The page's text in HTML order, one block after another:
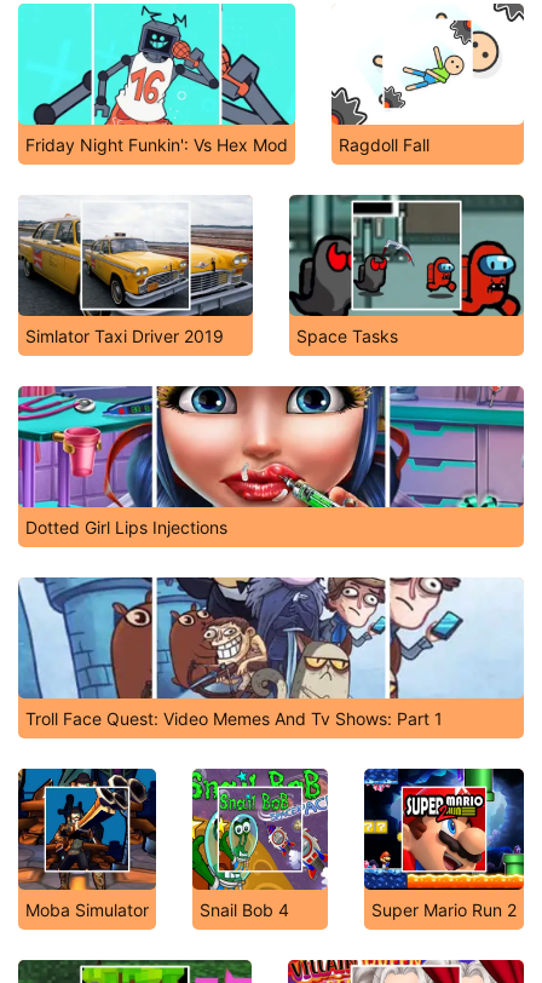
Friday Night Funkin': Vs Hex Mod Ragdoll Fall
Simlator Taxi Driver 2019 Space Tasks
Dotted Girl Lips Injections
Troll Face Quest: Video Memes And Tv Shows: Part 1
Moba Simulator Snail Bob 4 Super Mario Run 2